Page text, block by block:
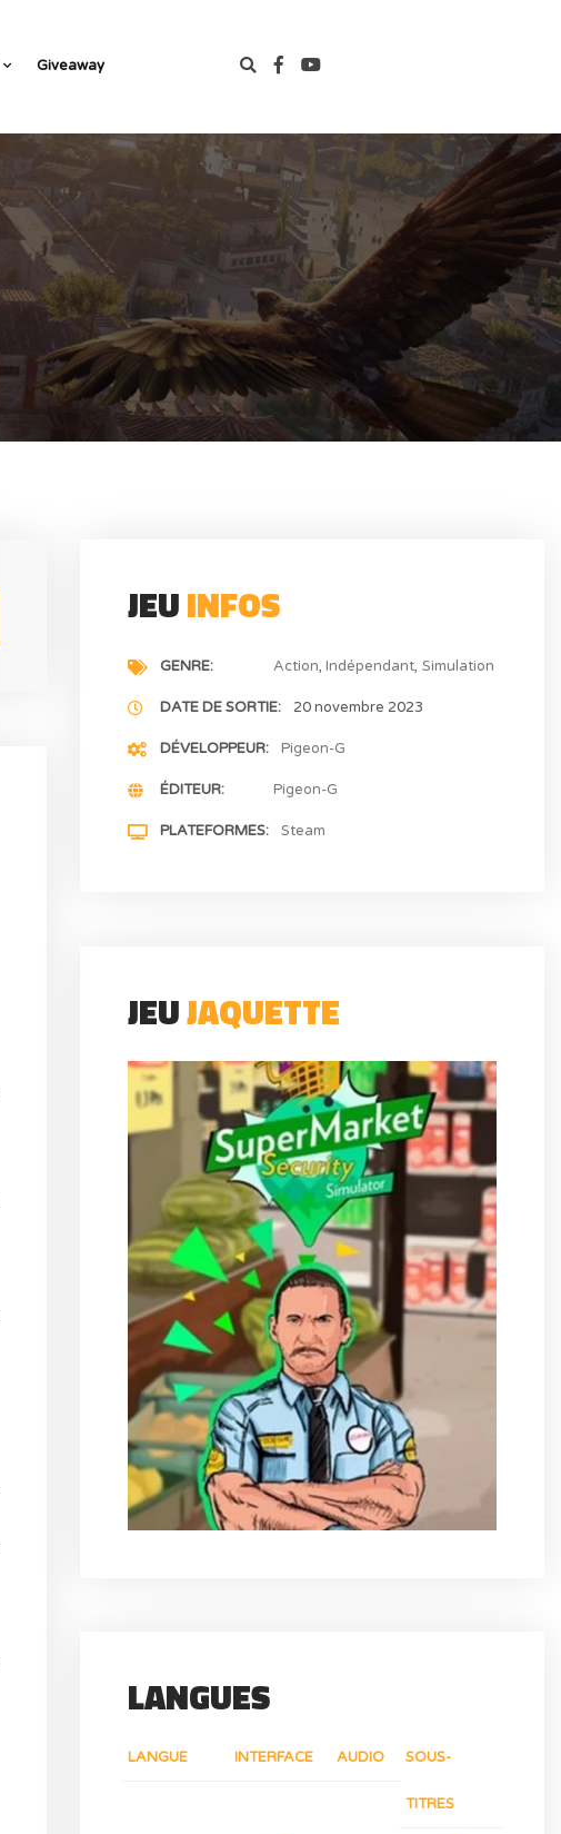
Giveaway
JEUINFOS
GENRE Action Indépendant Simulation
DATE DE SORTIE 20 novembre 2023
DÉVELOPPEUR Pigeon-G
ÉDITEUR Pigeon-G
PLATEFORMES Steam
JEUJAQUETTE
LANGUES
LANGUE INTERFACE AUDIO SOUS-
TITRES